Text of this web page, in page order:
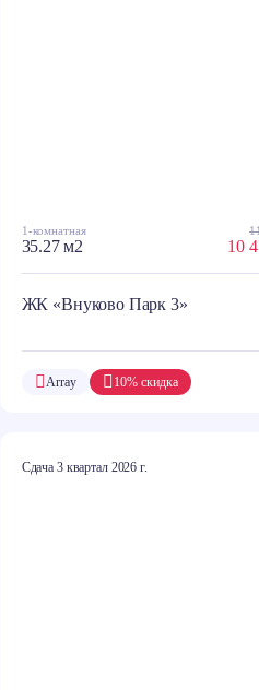
1-комнатная
35.27 м2 10
ЖК «Внуково Парк 3»
10% скидка
Array
Сдача 3 квартал 2026 г.